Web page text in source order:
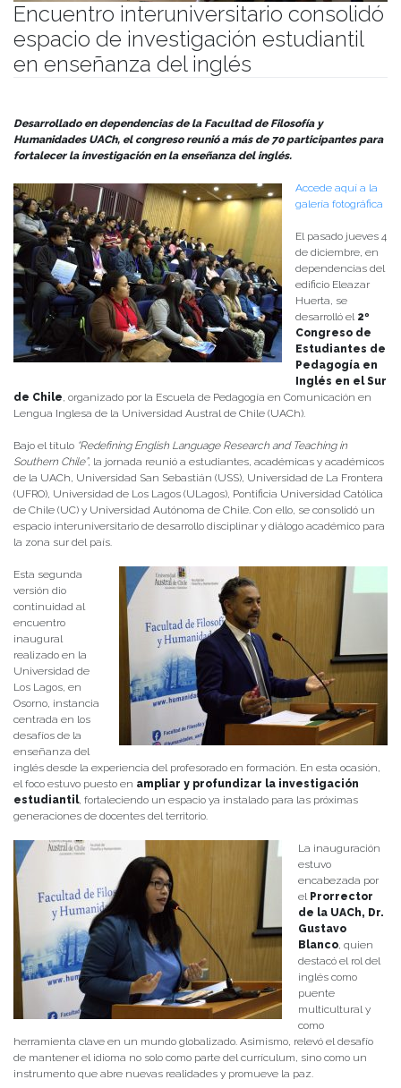
Encuentro interuniversitario consolidó
espacio de investigación estudiantil
en enseñanza del inglés
Desarrollado en dependencias de la Facultad de Filosofía y
Humanidades UACh, el congreso reunió a más de 70 participantes para
fortalecer la investigación en la enseñanza del inglés.
Accede aquí a la
galería fotográfica
El pasado jueves 4
de diciembre, en
dependencias del
edificio Eleazar
Huerta, se
desarrolló el 2º
Congreso de
Estudiantes de
Pedagogía en
Inglés en el Sur
de Chile, organizado por la Escuela de Pedagogía en Comunicación en
Lengua Inglesa de la Universidad Austral de Chile (UACh).
Bajo el título “Redefining English Language Research and Teaching in
Southern Chile”, la jornada reunió a estudiantes, académicas y académicos
de la UACh, Universidad San Sebastián (USS), Universidad de La Frontera
(UFRO), Universidad de Los Lagos (ULagos), Pontificia Universidad Católica
de Chile (UC) y Universidad Autónoma de Chile. Con ello, se consolidó un
espacio interuniversitario de desarrollo disciplinar y diálogo académico para
la zona sur del país.
Esta segunda
versión dio
continuidad al
encuentro
inaugural
realizado en la
Universidad de
Los Lagos, en
Osorno, instancia
centrada en los
desafíos de la
enseñanza del
inglés desde la experiencia del profesorado en formación. En esta ocasión,
el foco estuvo puesto en ampliar y profundizar la investigación
estudiantil, fortaleciendo un espacio ya instalado para las próximas
generaciones de docentes del territorio.
La inauguración
estuvo
encabezada por
el Prorrector
de la UACh, Dr.
Gustavo
Blanco, quien
destacó el rol del
inglés como
puente
multicultural y
como
herramienta clave en un mundo globalizado. Asimismo, relevó el desafío
de mantener el idioma no solo como parte del currículum, sino como un
instrumento que abre nuevas realidades y promueve la paz.